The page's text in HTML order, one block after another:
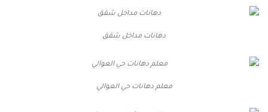
دهانات مداخل شقق
معلم دهانات حي العوالي